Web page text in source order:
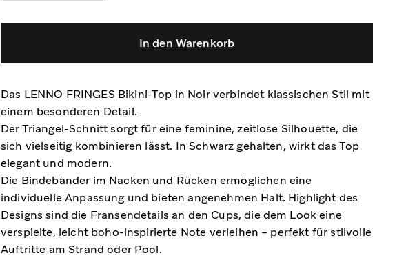
In den Warenkorb
Das LENNO FRINGES Bikini-Top in Noir verbindet klassischen Stil mit
einem besonderen Detail.
Der Triangel-Schnitt sorgt für eine feminine, zeitlose Silhouette, die
sich vielseitig kombinieren lässt. In Schwarz gehalten, wirkt das Top
elegant und modern.
Die Bindebänder im Nacken und Rücken ermöglichen eine
individuelle Anpassung und bieten angenehmen Halt. Highlight des
Designs sind die Fransendetails an den Cups, die dem Look eine
verspielte, leicht boho-inspirierte Note verleihen – perfekt für stilvolle
Auftritte am Strand oder Pool.